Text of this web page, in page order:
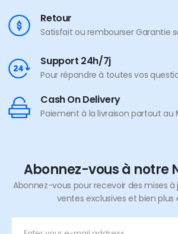
Retour
Satisfait ou rembourser Garantie
Support 24h/7j
Pour répondre à toutes vos
Cash On Delivery
Paiement à la livraison partout au
Abonnez-vous à notre
Abonnez-vous pour recevoir des mises à
ventes exclusives et bien plus